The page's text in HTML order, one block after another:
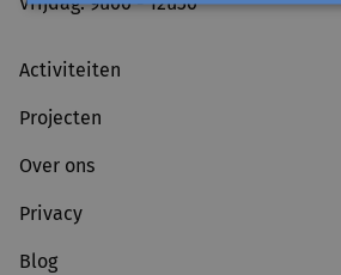
Activiteiten
Projecten
Over ons
Privacy
Blog